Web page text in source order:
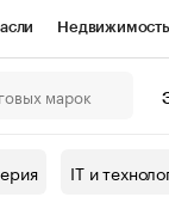
Недвижимость
Проверка
IT и